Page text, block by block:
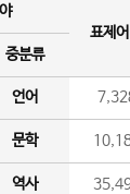
표제
중분류
언어
문학
역사